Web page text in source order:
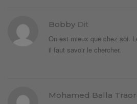
Bobby Dit
On est mieux que chez soi.
il faut savoir le chercher.
Mohamed Balla